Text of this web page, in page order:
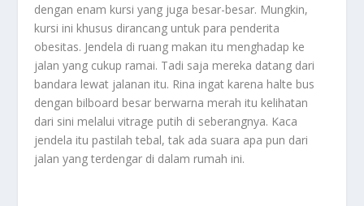
dengan enam kursi yang juga besar-besar. Mungkin,
kursi ini khusus dirancang untuk para penderita
obesitas. Jendela di ruang makan itu menghadap ke
jalan yang cukup ramai. Tadi saja mereka datang dari
bandara lewat jalanan itu. Rina ingat karena halte bus
dengan bilboard besar berwarna merah itu kelihatan
dari sini melalui vitrage putih di seberangnya. Kaca
jendela itu pastilah tebal, tak ada suara apa pun dari
jalan yang terdengar di dalam rumah ini.